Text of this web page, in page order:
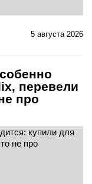
5 августа 2026
перевели
про